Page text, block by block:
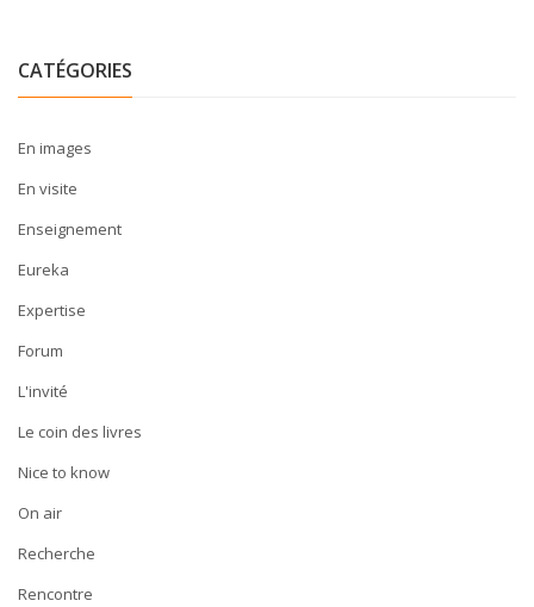
CATÉGORIES
En images
En visite
Enseignement
Eureka
Expertise
Forum
L'invité
Le coin des livres
Nice to know
On air
Recherche
Rencontre